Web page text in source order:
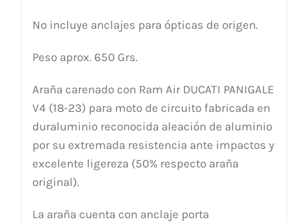
No incluye anclajes para ópticas de origen.
Peso aprox. 650 Grs.
Araña carenado con Ram Air DUCATI PANIGALE
V4 (18-23) para moto de circuito fabricada en
duraluminio reconocida aleación de aluminio
por su extremada resistencia ante impactos y
excelente ligereza (50% respecto araña
original).
La araña cuenta con anclaje porta